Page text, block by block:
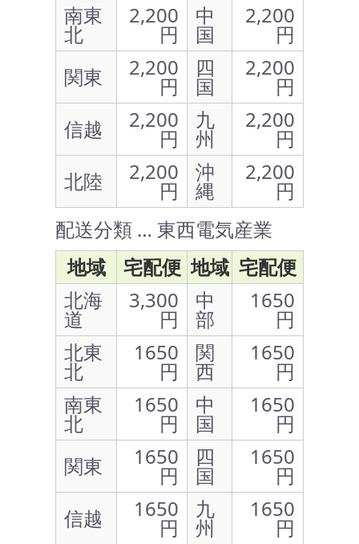
南東
北
2,200
円
中
国
2,200
円
関東
2,200
円
四
国
2,200
円
信越
2,200
円
九
州
2,200
円
北陸
2,200
円
沖
縄
2,200
円
配送分類 … 東西電気産業
地域
宅配便 地域 宅配便
北海
道
3,300
円
中
部
1650
円
北東
北
1650
円
関
西
1650
円
南東
北
1650
円
中
国
1650
円
関東
1650
円
四
国
1650
円
信越
1650
円
九
州
1650
円